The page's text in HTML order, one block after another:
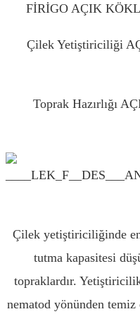
FİRİGO AÇIK
Çilek Yetiştiriciliği
Toprak Hazırlığı
Çilek yetiştiriciliğinde
tutma kapasitesi
topraklardır.
nematod yönünden temiz